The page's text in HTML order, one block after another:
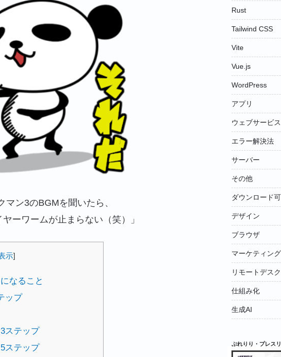
マン3のBGMを聞いたら、
ーワームが止まらない（笑）」
示]
なること
ップ
ステップ
ステップ
Rust
Tailwind CSS
Vite
Vue.js
WordPress
アプリ
ウェブサービス
エラー解決法
サーバー
その他
ダウンロード可
デザイン
ブラウザ
マーケティング
リモートデス
仕組み化
生成AI
ぷれりり・プレス